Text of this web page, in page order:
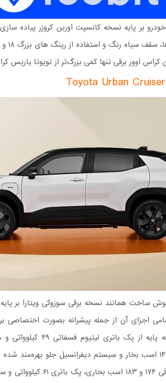
بر پایه نسخه‌ کانسپت اوربن کروزر پیاده
کراس اوور برقی تنها کمی بزرگ‌تر از تویوتا یاریس
ساخت همانند نسخه برقی سوزوکی ویتارا بر
اجزای آن از جمله پیشرانه بصورت اختصاصی
گرفته است. نسخه پایه از پک
دائمی با قدرت ۱۴۳ اسب بخار و سیستم دیفرانسیل جلو
نیز با دو موتور برقی ۱۷۴ و